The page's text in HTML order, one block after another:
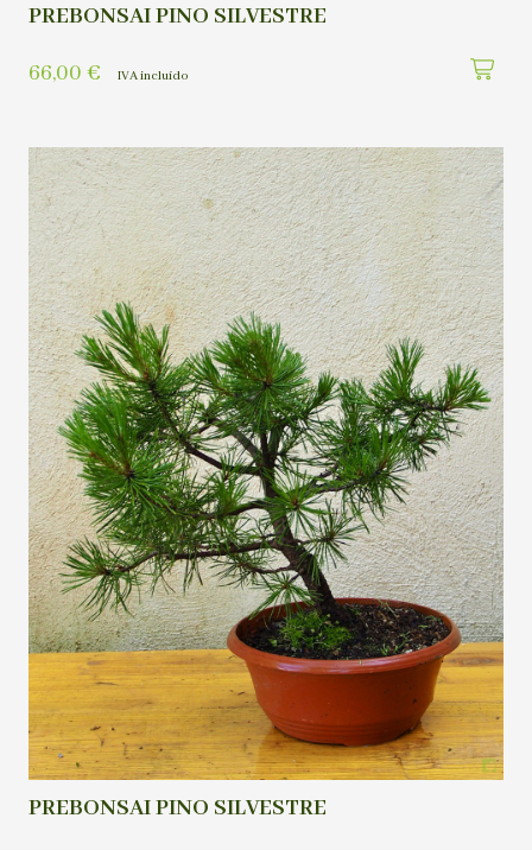
PREBONSAI PINO SILVESTRE
66,00 € IVA incluído
PREBONSAI PINO SILVESTRE